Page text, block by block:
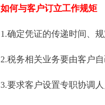
如何与客户订立工作规矩
1.确定凭证的传递时间、
2.税务相关业务要由客户
3.要求客户设置专职协调人